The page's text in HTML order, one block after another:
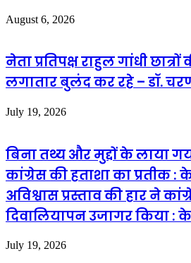
August 6, 2026
नेता प्रतिपक्ष राहुल गांधी
लगातार बुलंद कर रहे – डॉ.
July 19, 2026
बिना तथ्य और मुद्दों के लाया
कांग्रेस की हताशा का प्रतीक :
अविश्वास प्रस्ताव की हार ने
दिवालियापन उजागर किया :
July 19, 2026